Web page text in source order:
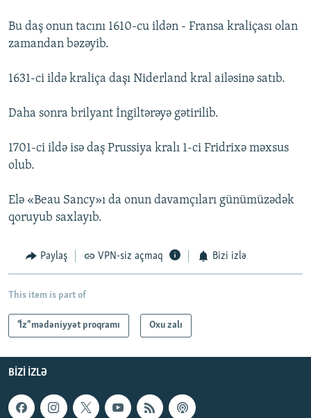
Bu daş onun tacını 1610-cu ildən - Fransa kraliçası olan
zamandan bəzəyib.
1631-ci ildə kraliça daşı Niderland kral ailəsinə satıb.
Daha sonra brilyant İngiltərəyə gətirilib.
1701-ci ildə isə daş Prussiya kralı 1-сi Fridrixə məxsus
olub.
Elə «Beau Sancy»ı da onun davamçıları günümüzədək
qoruyub saxlayıb.
Paylaş VPN-siz açmaq Bizi izlə
This item is part of
"İz" mədəniyyət proqramı Oxu zalı
BIZI IZLƏ